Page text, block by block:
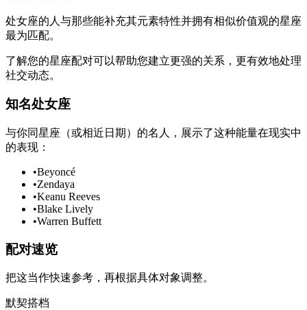
处女座的人与那些能补充其元素特性并拥有相似价值观的星座
最为匹配。
了解您的星座配对可以帮助您建立更强的关系，更有效地处理
社交动态。
知名处女座
与你同星座（或相近日期）的名人，展示了这种能量在现实中
的表现：
•Beyoncé
•Zendaya
•Keanu Reeves
•Blake Lively
•Warren Buffett
配对速览
把这当作快速参考，再根据具体对象调整。
默契搭档